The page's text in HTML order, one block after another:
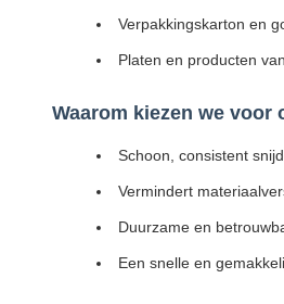
Verpakkingskarton en
Platen en producten
Waarom kiezen we voor
Schoon, consistent
Vermindert
Duurzame en
Een snelle en